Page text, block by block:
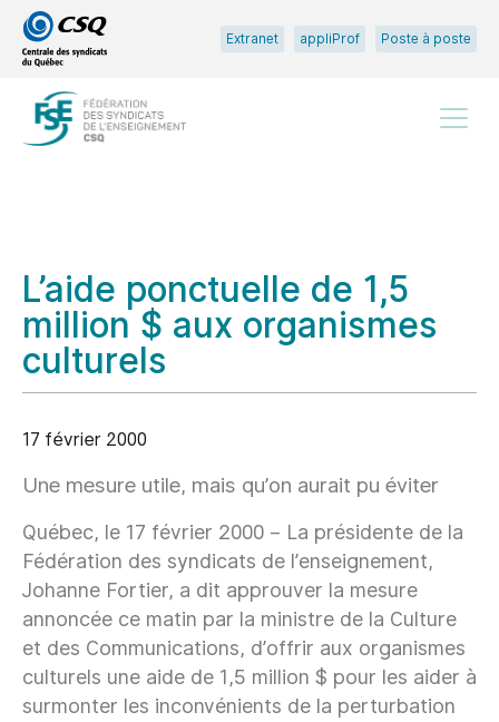
Passer
au
menu
principal
Passer
au
contenu
Extranet appliProf Poste à poste
L’aide ponctuelle de 1,5
million $ aux organismes
culturels
17 février 2000
Une mesure utile, mais qu’on aurait pu éviter
Québec, le 17 février 2000 – La présidente de la
Fédération des syndicats de l’enseignement,
Johanne Fortier, a dit approuver la mesure
annoncée ce matin par la ministre de la Culture
et des Communications, d’offrir aux organismes
culturels une aide de 1,5 million $ pour les aider à
surmonter les inconvénients de la perturbation